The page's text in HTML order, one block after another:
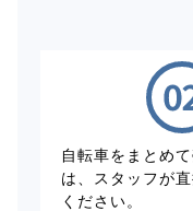
自転車をまとめ
は、スタッフが
ください。